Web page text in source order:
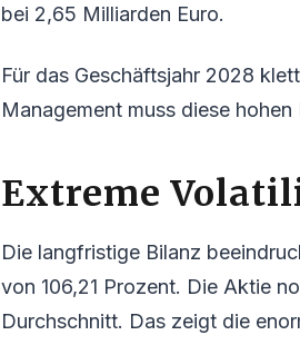
bei 2,65 Milliarden Euro.
Für das Geschäftsjahr 2028
Management muss diese
Extreme
Die langfristige Bilanz
von 106,21 Prozent. Die Aktie
Durchschnitt. Das zeigt die